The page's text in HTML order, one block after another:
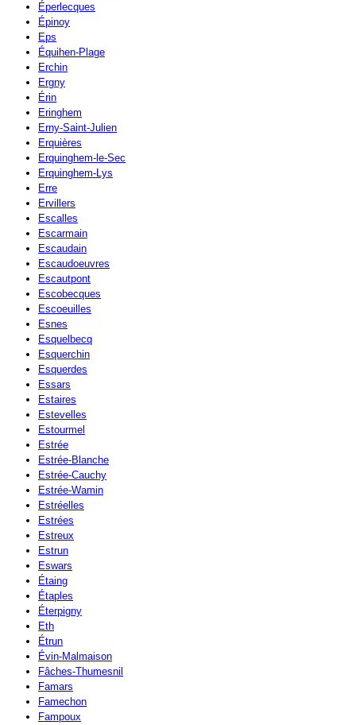
Éperlecques
Épinoy
Eps
Équihen-Plage
Erchin
Ergny
Érin
Eringhem
Erny-Saint-Julien
Erquières
Erquinghem-le-Sec
Erquinghem-Lys
Erre
Ervillers
Escalles
Escarmain
Escaudain
Escaudoeuvres
Escautpont
Escobecques
Escoeuilles
Esnes
Esquelbecq
Esquerchin
Esquerdes
Essars
Estaires
Estevelles
Estourmel
Estrée
Estrée-Blanche
Estrée-Cauchy
Estrée-Wamin
Estréelles
Estrées
Estreux
Estrun
Eswars
Étaing
Étaples
Éterpigny
Eth
Étrun
Évin-Malmaison
Fâches-Thumesnil
Famars
Famechon
Fampoux